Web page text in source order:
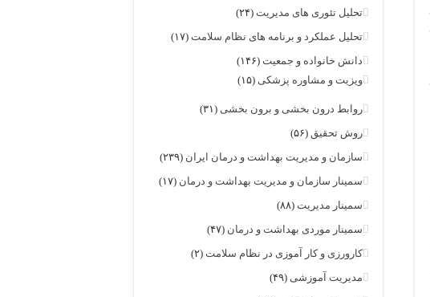
تحلیل تئوری های مدیریت(۲۴)
تحلیل عملکرد و برنامه های نظام سلامت(۱۷)
دانش خانواده و جمعیت(۱۴۶)
ویزیت و مشاوره پزشکی (۱۵)
روابط درون بخشی و برون بخشی (۳۱)
روش تحقیق(۵۶)
سازمان و مدیریت بهداشت و درمان ایران (۲۳۹)
سمینار سازمان و مدیریت بهداشت و درمان (۱۷)
سمینار مدیریت(۸۸)
سمینار موردی بهداشت و درمان (۴۷)
کارورزی و کار آموزی در نظام سلامت(۲)
مدیریت آموزشی (۴۹)